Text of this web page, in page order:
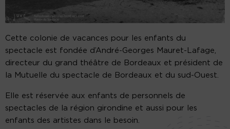
Cette colonie de vacances pour les enfants du
spectacle est fondée d’André-Georges Mauret-Lafage,
directeur du grand théâtre de Bordeaux et président de
la Mutuelle du spectacle de Bordeaux et du sud-Ouest.
Elle est réservée aux enfants de personnels de
spectacles de la région girondine et aussi pour les
enfants des artistes dans le besoin.